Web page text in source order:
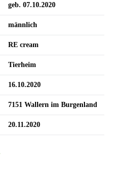
geb. 07.10.2020
männlich
RE cream
Tierheim
16.10.2020
7151 Wallern im Burgenland
20.11.2020